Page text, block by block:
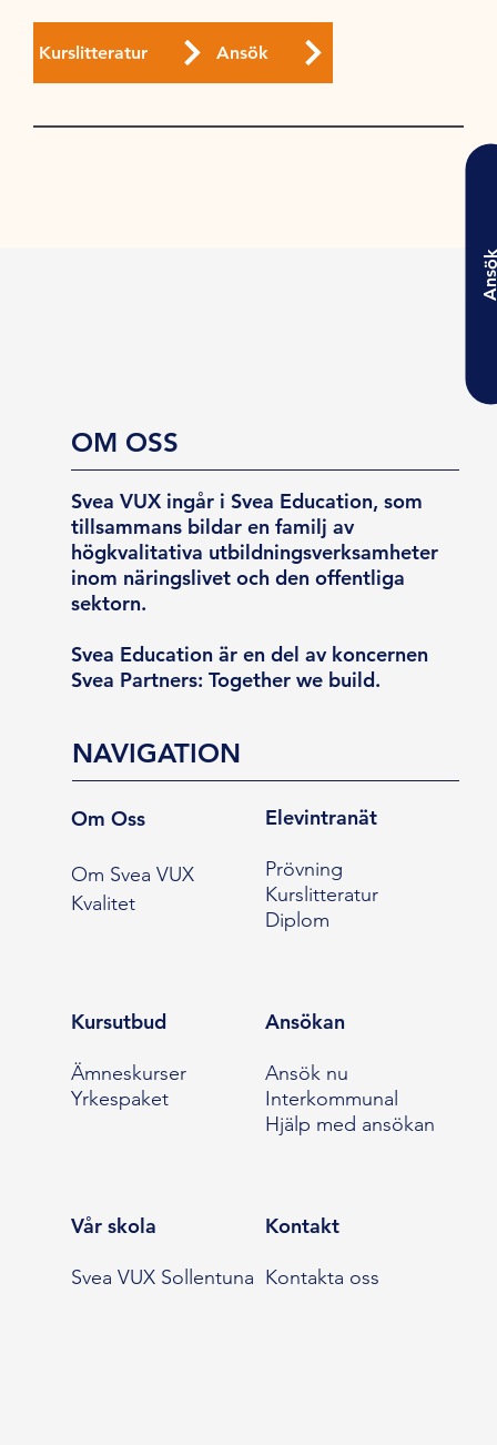
Kurslitteratur Ansök
OM OSS
Svea VUX ingår i Svea Education, som
tillsammans bildar en familj av
högkvalitativa utbildningsverksamheter
inom näringslivet och den offentliga
sektorn.
Svea Education är en del av koncernen
Svea Partners: Together we build.
NAVIGATION
Om Oss
Om Svea VUX
Kvalitet
Elevintranät
Prövning
Kurslitteratur
Diplom
Kursutbud
Ämneskurser
Yrkespaket
Ansökan
Ansök nu
Interkommunal
Hjälp med ansökan
Vår skola
Svea VUX Sollentuna
Kontakt
Kontakta oss